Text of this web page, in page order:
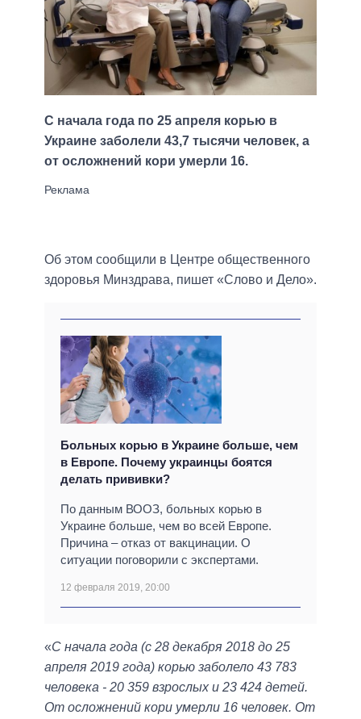
С начала года по 25 апреля корью в
Украине заболели 43,7 тысячи человек, а
от осложнений кори умерли 16.
Об этом сообщили в Центре общественного
здоровья Минздрава, пишет «Слово и Дело».
Больных корью в Украине больше, чем
в Европе. Почему украинцы боятся
делать прививки?
По данным ВООЗ, больных корью в
Украине больше, чем во всей Европе.
Причина – отказ от вакцинации. О
ситуации поговорили с экспертами.
12 февраля 2019, 20:00
«С начала года (с 28 декабря 2018 до 25
апреля 2019 года) корью заболело 43 783
человека - 20 359 взрослых и 23 424 детей.
От осложнений кори умерли 16 человек. От